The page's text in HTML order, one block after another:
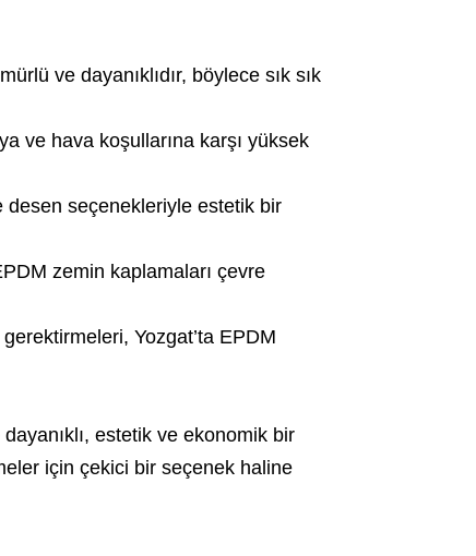
ve dayanıklıdır, böylece sık sık
ve hava koşullarına karşı yüksek
desen seçenekleriyle estetik bir
zemin kaplamaları çevre
Yozgat’ta EPDM
estetik ve ekonomik bir
için çekici bir seçenek haline